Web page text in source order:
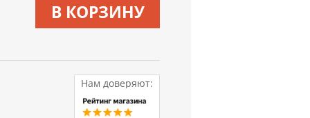
В КОРЗИНУ
Нам доверяют: